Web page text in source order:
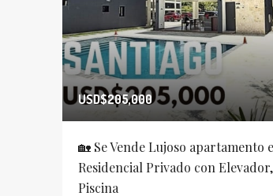
USD$205,000
🏡 Se Vende Lujoso apartamento
Residencial Privado con
Piscina